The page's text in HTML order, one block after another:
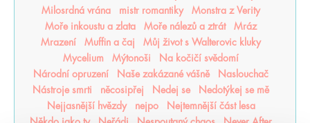
Milosrdná vrána
mistr romantiky
Monstra z Verity
Moře inkoustu a zlata
Moře nálezů a ztrát
Mráz
Mrazení
Muffin a čaj
Můj život s Walterovic kluky
Mycelium
Mýtonoši
Na kočičí svědomí
Národní opruzení
Naše zakázané vášně
Naslouchač
Nástroje smrti
něcosipřej Nedej se
Nedotýkej se mě
Nejjasnější hvězdy
nejpo
Nejtemnější část lesa